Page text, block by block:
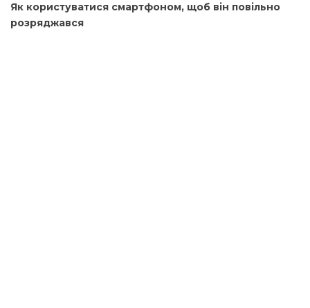
Як користуватися смартфоном, щоб він повільно
розряджався